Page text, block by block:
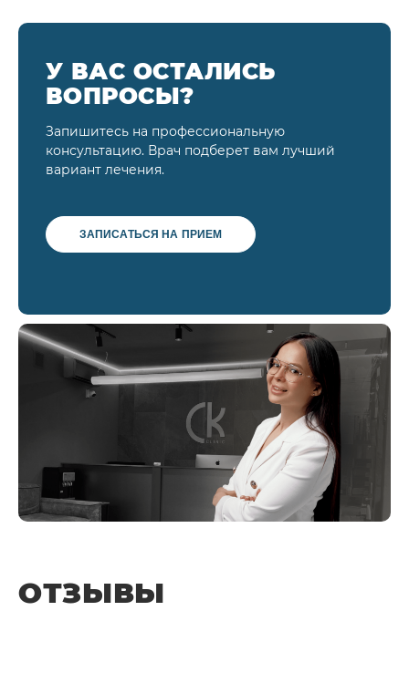
У ВАС ОСТАЛИСЬ
ВОПРОСЫ?
Запишитесь на профессиональную
консультацию. Врач подберет вам лучший
вариант лечения.
ЗАПИСАТЬСЯ НА ПРИЕМ
ОТЗЫВЫ